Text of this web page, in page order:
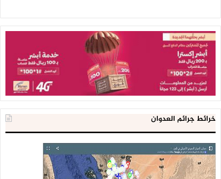
خرائط جرائم العدوان